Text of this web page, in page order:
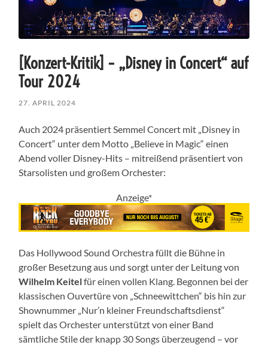
[Konzert-Kritik] – „Disney in Concert“ auf
Tour 2024
27. APRIL 2024
Auch 2024 präsentiert Semmel Concert mit „Disney in
Concert“ unter dem Motto „Believe in Magic“ einen
Abend voller Disney-Hits – mitreißend präsentiert von
Starsolisten und großem Orchester:
Anzeige*
Das Hollywood Sound Orchestra füllt die Bühne in
großer Besetzung aus und sorgt unter der Leitung von
Wilhelm Keitelfür einen vollen Klang. Begonnen bei der
klassischen Ouvertüre von „Schneewittchen“ bis hin zur
Shownummer „Nur’n kleiner Freundschaftsdienst“
spielt das Orchester unterstützt von einer Band
sämtliche Stile der knapp 30 Songs überzeugend – vor